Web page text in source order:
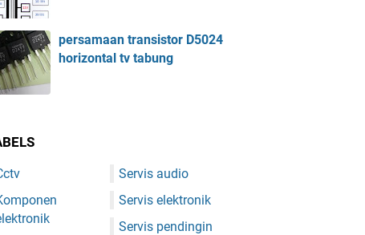
persamaan transistor D5024
horizontal tv tabung
Servis audio
Servis elektronik
Servis pendingin